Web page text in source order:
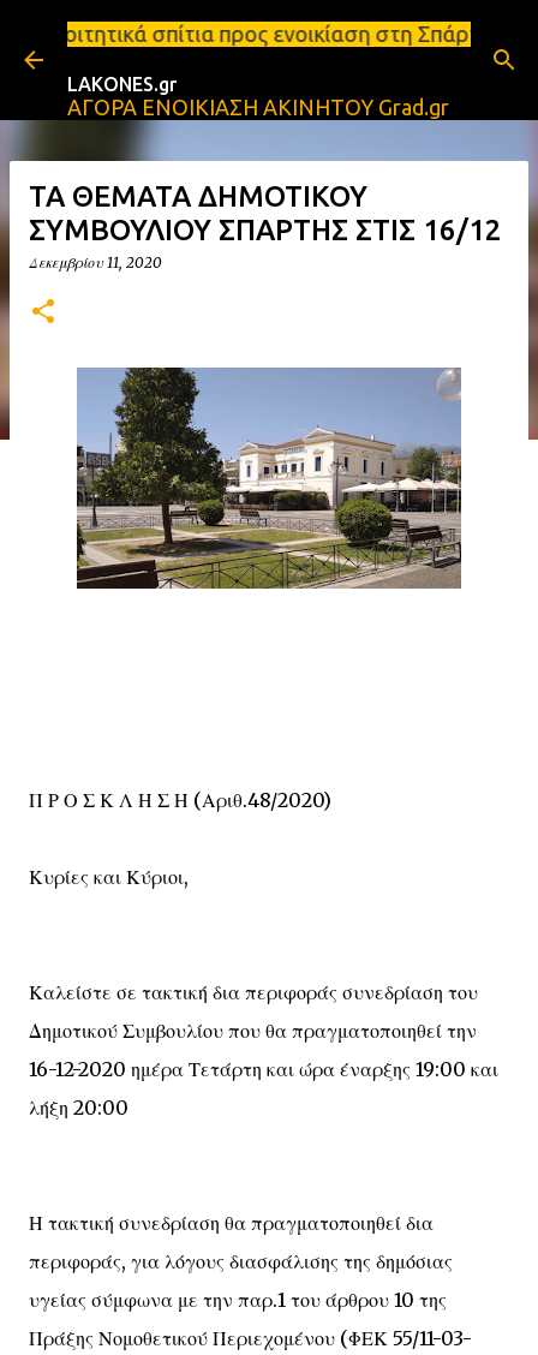
Μετάβαση στο κύριο περιεχόμενο
σπίτια προς ενοικίαση στη Σπάρτη Ενοικιάσεις
LAKONES.gr
ΑΓΟΡΑ ΕΝΟΙΚΙΑΣΗ ΑΚΙΝΗΤΟΥ Grad.gr
ΤΑ ΘΕΜΑΤΑ ΔΗΜΟΤΙΚΟΥ
ΣΥΜΒΟΥΛΙΟΥ ΣΠΑΡΤΗΣ ΣΤΙΣ 16/12
Δεκεμβρίου 11, 2020
Π Ρ Ο Σ Κ Λ Η Σ Η (Αριθ.48/2020)
Κυρίες και Κύριοι,
Καλείστε σε τακτική δια περιφοράς συνεδρίαση του
Δημοτικού Συμβουλίου που θα πραγματοποιηθεί την
16-12-2020 ημέρα Τετάρτη και ώρα έναρξης 19:00 και
λήξη 20:00
Η τακτική συνεδρίαση θα πραγματοποιηθεί δια
περιφοράς, για λόγους διασφάλισης της δημόσιας
υγείας σύμφωνα με την παρ.1 του άρθρου 10 της
Πράξης Νομοθετικού Περιεχομένου (ΦΕΚ 55/11-03-